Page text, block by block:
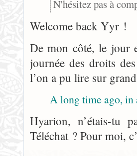
N'hésitez pas à
Welcome back Yyr !
De mon côté, le jour
journée des droits
l’on a pu lire sur
A long time ago,
Hyarion, n’étais-tu
Téléchat ? Pour moi,